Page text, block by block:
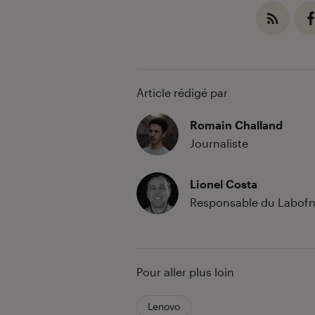
Article rédigé par
Romain Challand
Journaliste
Lionel Costa
Responsable du
Pour aller plus loin
Lenovo